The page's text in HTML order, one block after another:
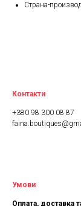
Страна-
Контакти
+380 98 300 08 87
Умови
Оплата, доставка